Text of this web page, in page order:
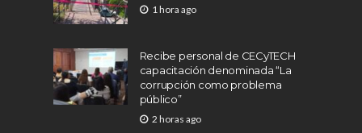
1 hora ago
Recibe personal de CECyTECH
capacitación denominada “La
corrupción como problema
público”
2 horas ago